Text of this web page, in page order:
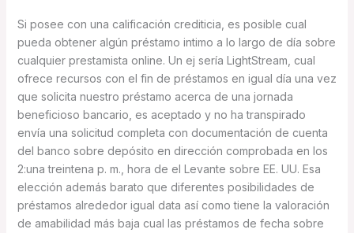
Si posee con una calificación crediticia, es posible cual
pueda obtener algún préstamo intimo a lo largo de día sobre
cualquier prestamista online. Un ej serí­a LightStream, cual
ofrece recursos con el fin de préstamos en igual día una vez
que solicita nuestro préstamo acerca de una jornada
beneficioso bancario, es aceptado y no ha transpirado
envía una solicitud completa con documentación de cuenta
del banco sobre depósito en dirección comprobada en los
2:una treintena p. m., hora de el Levante sobre EE. UU. Esa
elección además barato que diferentes posibilidades de
préstamos alrededor igual data así­ como tiene la valoración
de amabilidad más baja cual las préstamos de fecha sobre